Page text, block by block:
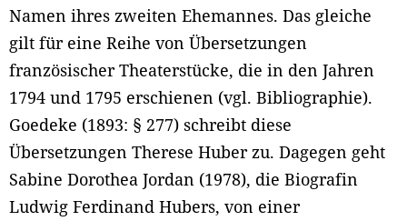
Namen ihres zweiten Ehemannes. Das gleiche
gilt für eine Reihe von Übersetzungen
französischer Theaterstücke, die in den Jahren
1794 und 1795 erschienen (vgl. Bibliographie).
Goedeke (1893: § 277) schreibt diese
Übersetzungen Therese Huber zu. Dagegen geht
Sabine Dorothea Jordan (1978), die Biografin
Ludwig Ferdinand Hubers, von einer